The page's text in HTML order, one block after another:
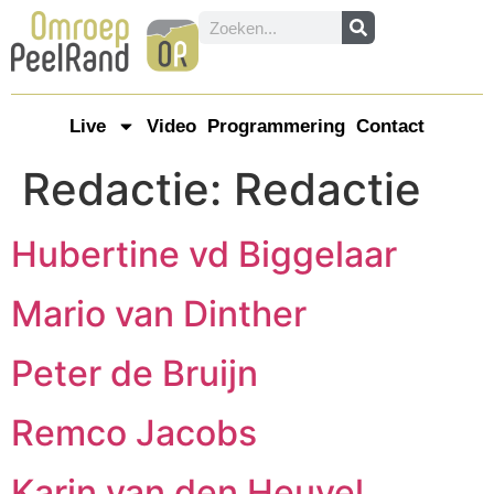
Live Video Programmering Contact
Redactie: Redactie
Hubertine vd Biggelaar
Mario van Dinther
Peter de Bruijn
Remco Jacobs